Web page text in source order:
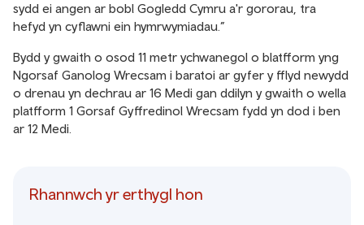
sydd ei angen ar bobl Gogledd Cymru a'r gororau, tra
hefyd yn cyflawni ein hymrwymiadau.”
Bydd y gwaith o osod 11 metr ychwanegol o blatfform yng
Ngorsaf Ganolog Wrecsam i baratoi ar gyfer y fflyd newydd
o drenau yn dechrau ar 16 Medi gan ddilyn y gwaith o wella
platfform 1 Gorsaf Gyffredinol Wrecsam fydd yn dod i ben
ar 12 Medi.
Rhannwch yr erthygl hon